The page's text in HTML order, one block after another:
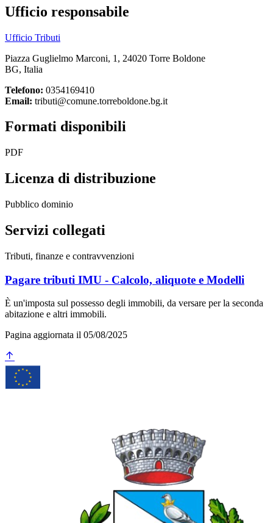
Ufficio responsabile
Ufficio Tributi
Piazza Guglielmo Marconi, 1, 24020 Torre Boldone
BG, Italia
Telefono: 0354169410
Email: tributi@comune.torreboldone.bg.it
Formati disponibili
PDF
Licenza di distribuzione
Pubblico dominio
Servizi collegati
Tributi, finanze e contravvenzioni
Pagare tributi IMU - Calcolo, aliquote e Modelli
È un'imposta sul possesso degli immobili, da versare per la seconda
abitazione e altri immobili.
Pagina aggiornata il 05/08/2025